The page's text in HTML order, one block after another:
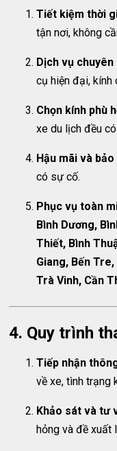
Tiết kiệm thời
tận nơi, không
Dịch vụ
cụ hiện đại, kính
Chọn kính phù
xe du lịch đều
Hậu mãi và
có sự cố.
Phục vụ toàn
Bình Dương,
Thiết, Bình
Giang, Bến
Trà Vinh, Cần
4. Quy trình
Tiếp nhận
về xe, tình trạng
Khảo sát và tư
hỏng và đề xuất